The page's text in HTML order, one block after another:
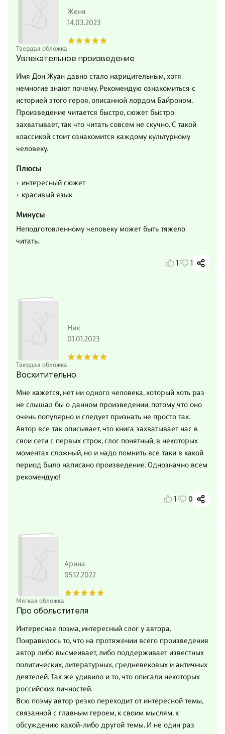
Твердая обложка
Женя
14.03.2023
Увлекательное произведение
Имя Дон Жуан давно стало нарицительным, хотя
немногие знают почему. Рекомендую ознакомиться с
историей этого героя, описанной лордом Байроном.
Произведение читается быстро, сюжет быстро
захватывает, так что читать совсем не скучно. С такой
классикой стоит ознакомится каждому культурному
человеку.
Плюсы
+ интересный сюжет
+ красивый язык
Минусы
Неподготовленному человеку может быть тяжело
читать.
1 1
Твердая обложка
Ник
01.01.2023
Восхитительно
Мне кажется, нет ни одного человека, который хоть раз
не слышал бы о данном произведении, потому что оно
очень популярно и следует признать не просто так.
Автор все так описывает, что книга захватывает нас в
свои сети с первых строк, слог понятный, в некоторых
моментах сложный, но и надо помнить все таки в какой
период было написано произведение. Однозначно всем
рекомендую!
1 0
Мягкая обложка
Арина
05.12.2022
Про обольстителя
Интересная поэма, интересный слог у автора.
Понравилось то, что на протяжении всего произведения
автор либо высмеивает, либо поддерживает известных
политических, литературных, средневековых и античных
деятелей. Так же удивило и то, что описали некоторых
российских личностей.
Всю поэму автор резко переходит от интересной темы,
связанной с главным героем, к своим мыслям, к
обсуждению какой-либо другой темы. И не один раз